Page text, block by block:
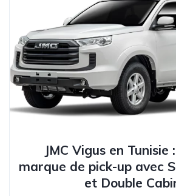
JMC Vigus en Tunisie
marque de pick-up avec
et Double